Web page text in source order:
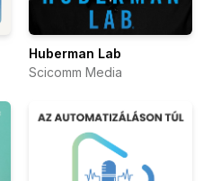
Huberman Lab
Scicomm Media